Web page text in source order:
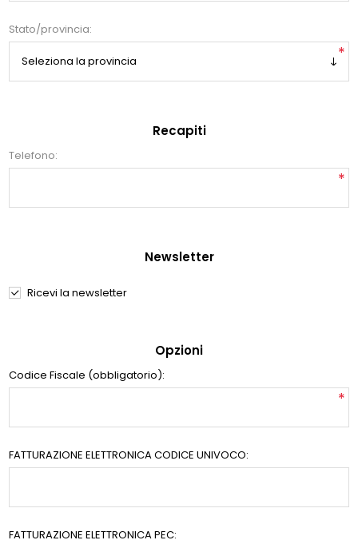
Stato/provincia:
*
Recapiti
Telefono:
*
Newsletter
Ricevi la newsletter
Opzioni
Codice Fiscale (obbligatorio):
*
FATTURAZIONE ELETTRONICA CODICE UNIVOCO:
FATTURAZIONE ELETTRONICA PEC: